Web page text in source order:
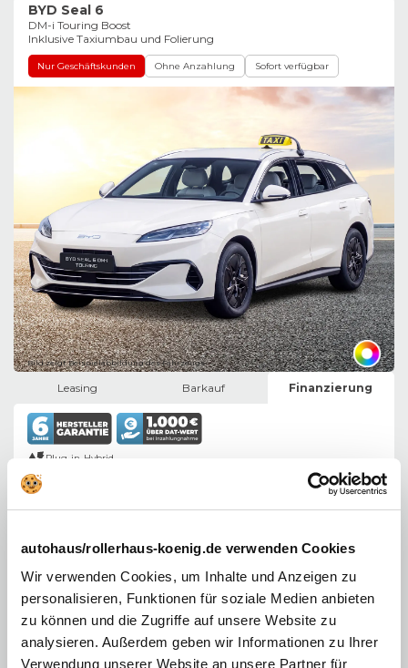
autohaus/rollerhaus-koenig.de verwenden Cookies
Wir verwenden Cookies, um Inhalte und Anzeigen zu
personalisieren, Funktionen für soziale Medien anbieten
zu können und die Zugriffe auf unsere Website zu
analysieren. Außerdem geben wir Informationen zu Ihrer
Verwendung unserer Website an unsere Partner für
BYD Seal 6
DM-i Touring Boost
Inklusive Taxiumbau und Folierung
Nur Geschäftskunden Ohne Anzahlung Sofort verfügbar
Bild zeigt Beispielabbildung des Fahrzeugs
Leasing Barkauf Finanzierung
Plug-in-Hybrid
5 Türen
230,00€
Fahrzeug ansehen
Kombi. Kraftstoffverbrauch bei entladener Batterie: 4,8 l/100 km,Kombiniert
Kombiniert gewichteter
Stromverbrauch: 7,8 kWh/100 km,Kombinierte CO2-Emission: 60 g/km, CO2-
Klasse: B/ CO2-Klasse (bei entladener Batterie): C